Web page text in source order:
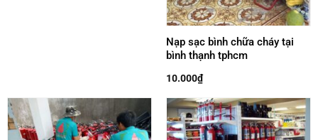
Nạp sạc bình chữa cháy tại
bình thạnh tphcm
10.000₫